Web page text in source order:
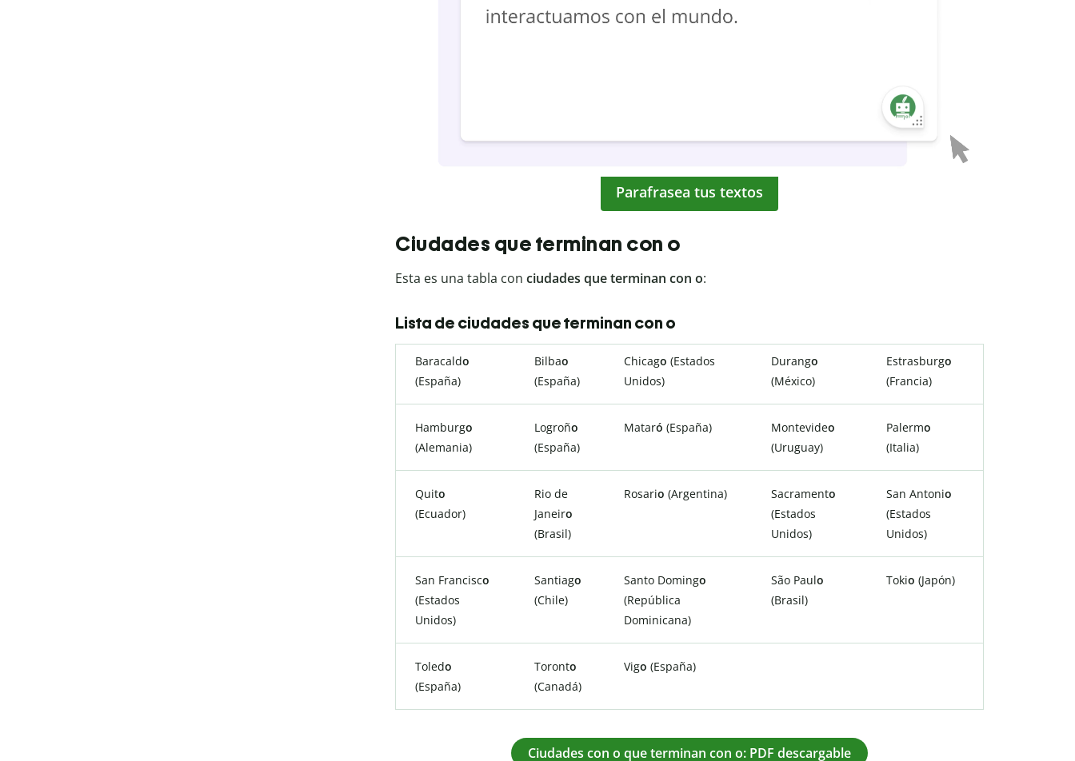
Parafrasea tus textos
Ciudades que terminan con o
Esta es una tabla con ciudades que terminan con o:
Lista de ciudades que terminan con o
Baracaldo
(España)
Bilbao
(España)
Chicago (Estados
Unidos)
Durango
(México)
Estrasburgo
(Francia)
Hamburgo
(Alemania)
Logroño
(España)
Mataró (España) Montevideo
(Uruguay)
Palermo
(Italia)
Quito
(Ecuador)
Rio de
Janeiro
(Brasil)
Rosario (Argentina) Sacramento
(Estados
Unidos)
San Antonio
(Estados
Unidos)
San Francisco
(Estados
Unidos)
Santiago
(Chile)
Santo Domingo
(República
Dominicana)
São Paulo
(Brasil)
Tokio (Japón)
Toledo
(España)
Toronto
(Canadá)
Vigo (España)
Ciudades con o que terminan con o: PDF descargable